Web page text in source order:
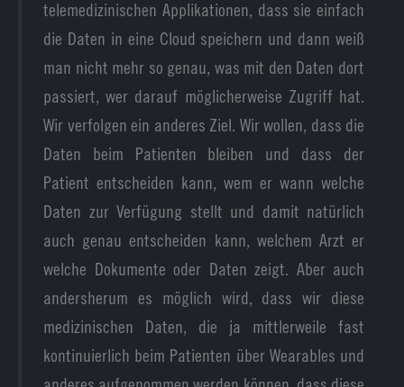
telemedizinischen Applikationen, dass sie einfach
die Daten in eine Cloud speichern und dann weiß
man nicht mehr so genau, was mit den Daten dort
passiert, wer darauf möglicherweise Zugriff hat.
Wir verfolgen ein anderes Ziel. Wir wollen, dass die
Daten beim Patienten bleiben und dass der
Patient entscheiden kann, wem er wann welche
Daten zur Verfügung stellt und damit natürlich
auch genau entscheiden kann, welchem Arzt er
welche Dokumente oder Daten zeigt. Aber auch
andersherum es möglich wird, dass wir diese
medizinischen Daten, die ja mittlerweile fast
kontinuierlich beim Patienten über Wearables und